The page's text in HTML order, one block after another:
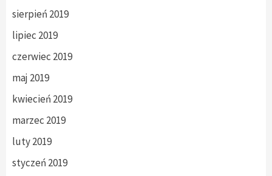
sierpień 2019
lipiec 2019
czerwiec 2019
maj 2019
kwiecień 2019
marzec 2019
luty 2019
styczeń 2019